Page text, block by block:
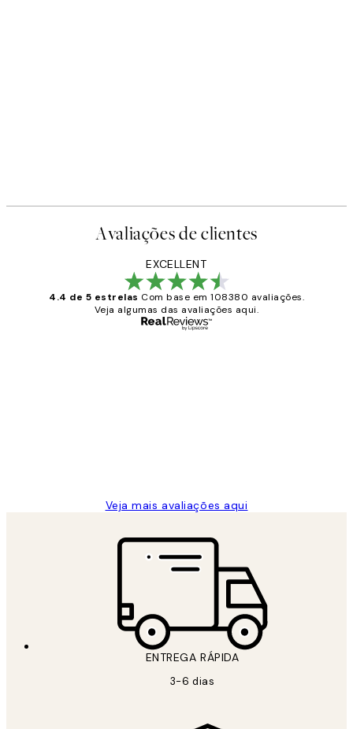
Avaliações de clientes
EXCELLENT
4.4 de 5 estrelas Com base em 108380 avaliações.
Veja algumas das avaliações aqui.
Veja mais avaliações aqui
ENTREGA RÁPIDA
3-6 dias